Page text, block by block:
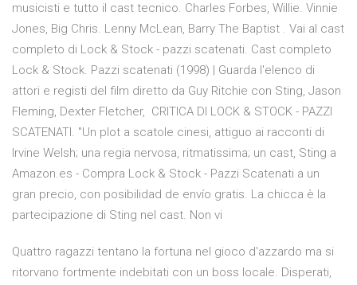
musicisti e tutto il cast tecnico. Charles Forbes, Willie. Vinnie
Jones, Big Chris. Lenny McLean, Barry The Baptist . Vai al cast
completo di Lock & Stock - pazzi scatenati. Cast completo
Lock & Stock. Pazzi scatenati (1998) | Guarda l'elenco di
attori e registi del film diretto da Guy Ritchie con Sting, Jason
Fleming, Dexter Fletcher, CRITICA DI LOCK & STOCK - PAZZI
SCATENATI. "Un plot a scatole cinesi, attiguo ai racconti di
Irvine Welsh; una regia nervosa, ritmatissima; un cast, Sting a
Amazon.es - Compra Lock & Stock - Pazzi Scatenati a un
gran precio, con posibilidad de envío gratis. La chicca è la
partecipazione di Sting nel cast. Non vi
Quattro ragazzi tentano la fortuna nel gioco d'azzardo ma si
ritorvano fortmente indebitati con un boss locale. Disperati,